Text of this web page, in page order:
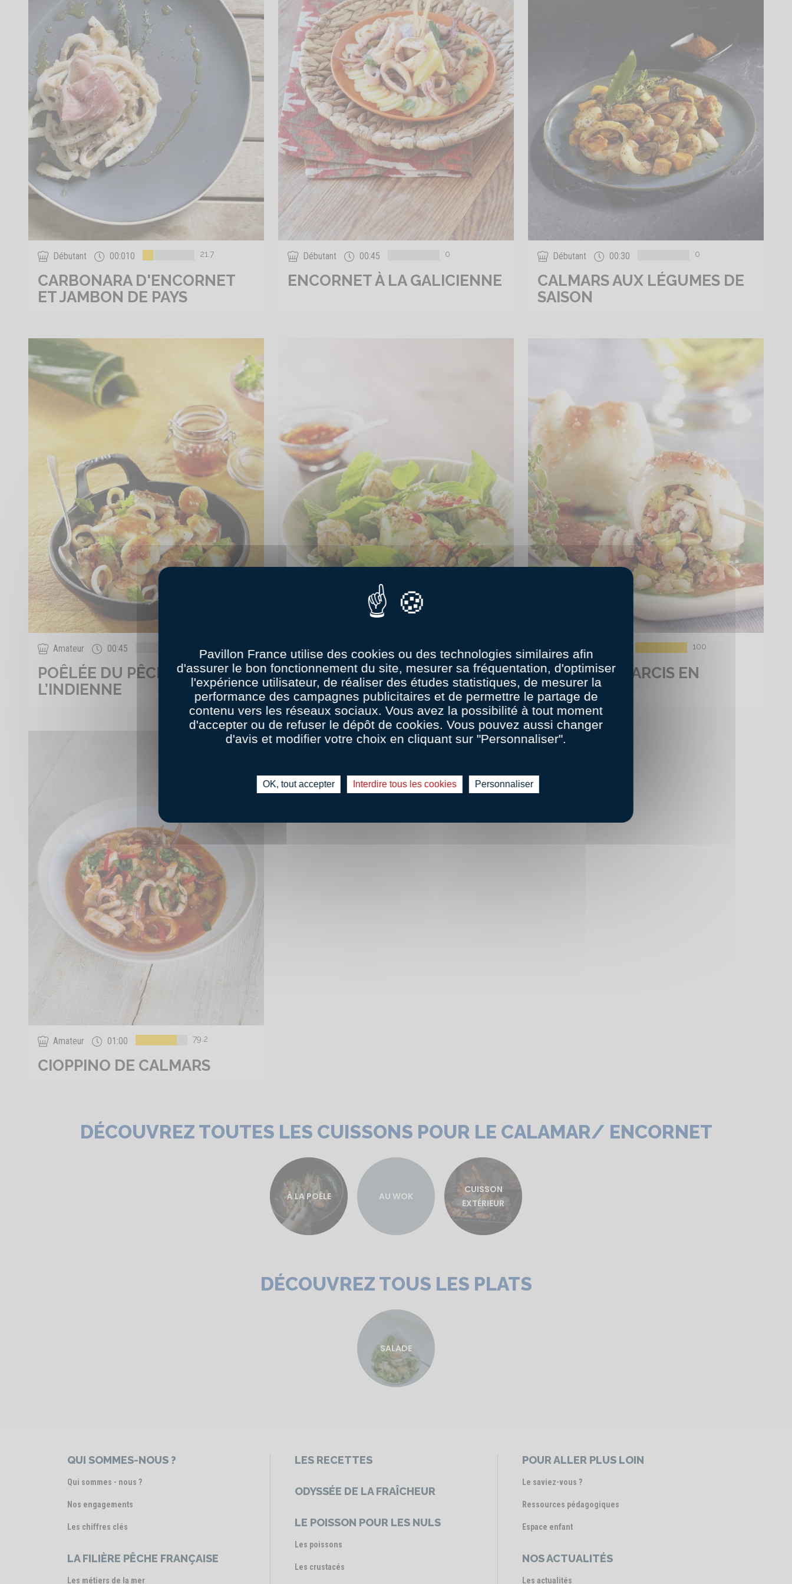
Débutant 00:010 21.7
CARBONARA D'ENCORNET
ET JAMBON DE PAYS
Débutant 00:45 0
ENCORNET À LA GALICIENNE
Débutant 00:30 0
CALMARS AUX LÉGUMES DE
SAISON
Amateur 00:45
POÊLÉE DU PÊCHEUR À
L’INDIENNE
Amateur 01:00
CALAMARS EN SALADE À LA
THAÏ
Amateur 100
CALAMARS FARCIS EN
ALGARVE
Amateur 01:00 79.2
CIOPPINO DE CALMARS
DÉCOUVREZ TOUTES LES CUISSONS POUR LE CALAMAR/ ENCORNET
À LA POÊLE AU WOK
CUISSON
EXTÉRIEUR
DÉCOUVREZ TOUS LES PLATS
SALADE
QUI SOMMES-NOUS ?
Qui sommes - nous ?
Nos engagements
Les chiffres clés
LA FILIÈRE PÊCHE FRANÇAISE
Les métiers de la mer
LES RECETTES
ODYSSÉE DE LA FRAÎCHEUR
LE POISSON POUR LES NULS
Les poissons
Les crustacés
POUR ALLER PLUS LOIN
Le saviez-vous ?
Ressources pédagogiques
Espace enfant
NOS ACTUALITÉS
Les actualités
Pavillon France utilise des cookies ou des technologies similaires afin
d'assurer le bon fonctionnement du site, mesurer sa fréquentation, d'optimiser
l'expérience utilisateur, de réaliser des études statistiques, de mesurer la
performance des campagnes publicitaires et de permettre le partage de
contenu vers les réseaux sociaux. Vous avez la possibilité à tout moment
d'accepter ou de refuser le dépôt de cookies. Vous pouvez aussi changer
d'avis et modifier votre choix en cliquant sur "Personnaliser".
OK, tout accepter Interdire tous les cookies Personnaliser